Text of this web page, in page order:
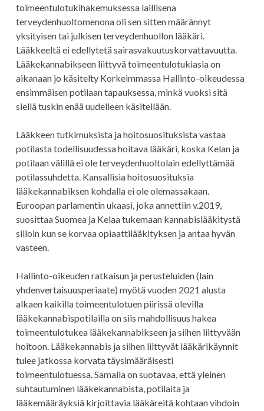
toimeentulotukihakemuksessa laillisena
terveydenhuoltomenona oli sen sitten määrännyt
yksityisen tai julkisen terveydenhuollon lääkäri.
Lääkkeeltä ei edellytetä sairasvakuutuskorvattavuutta.
Lääkekannabikseen liittyvä toimeentulotukiasia on
aikanaan jo käsitelty Korkeimmassa Hallinto-oikeudessa
ensimmäisen potilaan tapauksessa, minkä vuoksi sitä
siellä tuskin enää uudelleen käsitellään.
Lääkkeen tutkimuksista ja hoitosuosituksista vastaa
potilasta todellisuudessa hoitava lääkäri, koska Kelan ja
potilaan välillä ei ole terveydenhuoltolain edellyttämää
potilassuhdetta. Kansallisia hoitosuosituksia
lääkekannabiksen kohdalla ei ole olemassakaan.
Euroopan parlamentin ukaasi, joka annettiin v.2019,
suosittaa Suomea ja Kelaa tukemaan kannabislääkitystä
silloin kun se korvaa opiaattilääkityksen ja antaa hyvän
vasteen.
Hallinto-oikeuden ratkaisun ja perusteluiden (lain
yhdenvertaisuusperiaate) myötä vuoden 2021 alusta
alkaen kaikilla toimeentulotuen piirissä olevilla
lääkekannabispotilailla on siis mahdollisuus hakea
toimeentulotukea lääkekannabikseen ja siihen liittyvään
hoitoon. Lääkekannabis ja siihen liittyvät lääkärikäynnit
tulee jatkossa korvata täysimääräisesti
toimeentulotuessa. Samalla on suotavaa, että yleinen
suhtautuminen lääkekannabista, potilaita ja
lääkemääräyksiä kirjoittavia lääkäreitä kohtaan vihdoin